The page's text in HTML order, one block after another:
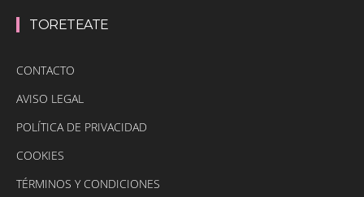
TORETEATE
CONTACTO
AVISO LEGAL
POLÍTICA DE PRIVACIDAD
COOKIES
TÉRMINOS Y CONDICIONES